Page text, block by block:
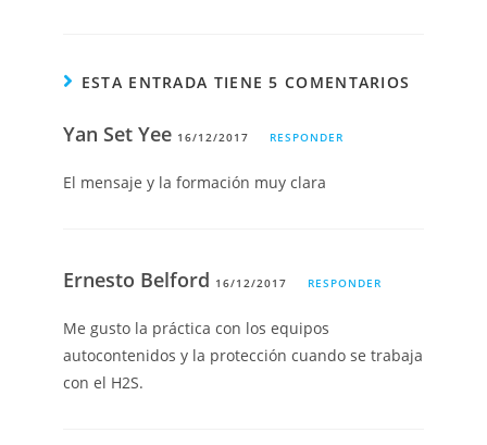
ESTA ENTRADA TIENE 5 COMENTARIOS
Yan Set Yee 16/12/2017 RESPONDER
El mensaje y la formación muy clara
Ernesto Belford 16/12/2017 RESPONDER
Me gusto la práctica con los equipos
autocontenidos y la protección cuando se trabaja
con el H2S.